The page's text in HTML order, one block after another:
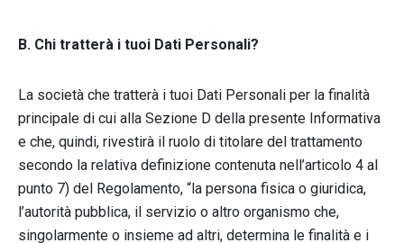
B. Chi tratterà i tuoi Dati Personali?
La società che tratterà i tuoi Dati Personali per la finalità
principale di cui alla Sezione D della presente Informativa
e che, quindi, rivestirà il ruolo di titolare del trattamento
secondo la relativa definizione contenuta nell’articolo 4 al
punto 7) del Regolamento, “la persona fisica o giuridica,
l’autorità pubblica, il servizio o altro organismo che,
singolarmente o insieme ad altri, determina le finalità e i